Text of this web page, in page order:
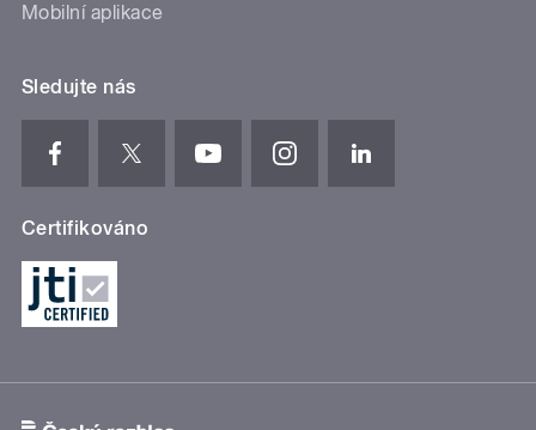
Mobilní aplikace
Sledujte nás
Certifikováno